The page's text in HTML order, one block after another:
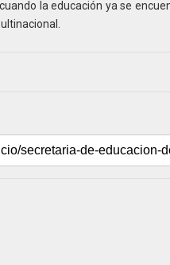
la educación ya se